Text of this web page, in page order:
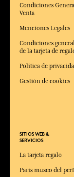
Condiciones
Venta
Menciones Legales
Condiciones
de la tarjeta de
Política de
Gestión de cookies
SITIOS WEB &
SERVICIOS
La tarjeta regalo
Paris museo del